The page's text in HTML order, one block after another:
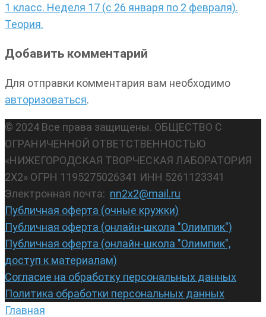
1 класс. Неделя 17 (с 26 января по 2 февраля).
Теория.
Добавить комментарий
Для отправки комментария вам необходимо
авторизоваться.
© 2024 Все права защищены. ОБЩЕСТВО С
ОГРАНИЧЕННОЙ ОТВЕТСТВЕННОСТЬЮ
«НИЖЕГОРОДСКАЯ ТВОРЧЕСКАЯ ЛАБОРАТОРИЯ
2Х2» ОГРН 1195275026341 ИНН 5261123341
Электронная почта: nn2x2@mail.ru
Публичная оферта (очные кружки)
Публичная оферта (онлайн-школа "Олимпик")
Публичная оферта (онлайн-школа "Олимпик",
доступ к материалам)
Согласие на обработку персональных данных
Политика обработки персональных данных
Главная